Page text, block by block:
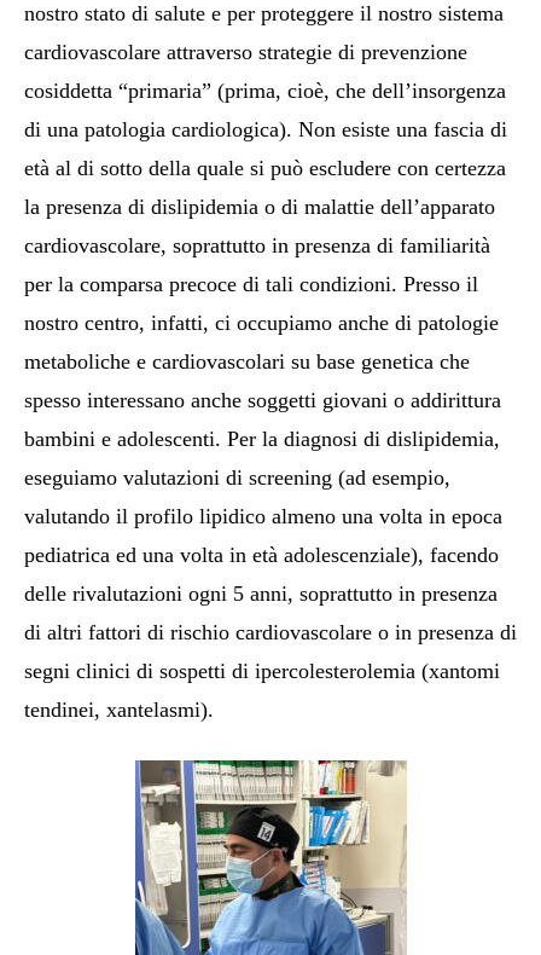
nostro stato di salute e per proteggere il nostro sistema
cardiovascolare attraverso strategie di prevenzione
cosiddetta “primaria” (prima, cioè, che dell’insorgenza
di una patologia cardiologica). Non esiste una fascia di
età al di sotto della quale si può escludere con certezza
la presenza di dislipidemia o di malattie dell’apparato
cardiovascolare, soprattutto in presenza di familiarità
per la comparsa precoce di tali condizioni. Presso il
nostro centro, infatti, ci occupiamo anche di patologie
metaboliche e cardiovascolari su base genetica che
spesso interessano anche soggetti giovani o addirittura
bambini e adolescenti. Per la diagnosi di dislipidemia,
eseguiamo valutazioni di screening (ad esempio,
valutando il profilo lipidico almeno una volta in epoca
pediatrica ed una volta in età adolescenziale), facendo
delle rivalutazioni ogni 5 anni, soprattutto in presenza
di altri fattori di rischio cardiovascolare o in presenza di
segni clinici di sospetti di ipercolesterolemia (xantomi
tendinei, xantelasmi).